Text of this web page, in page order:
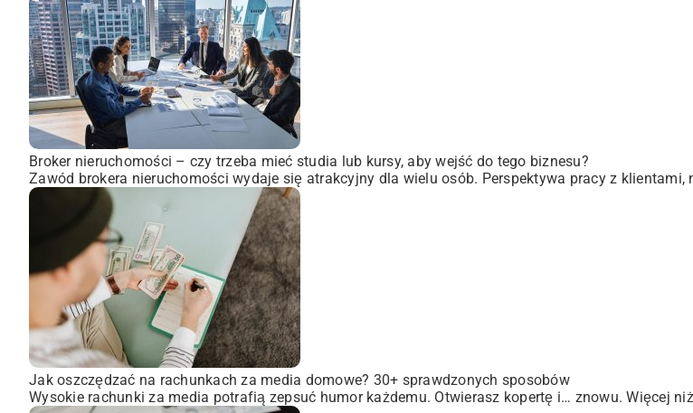
Broker nieruchomości – czy trzeba mieć studia lub kursy, aby wejść do tego biznesu?
Zawód brokera nieruchomości wydaje się atrakcyjny dla wielu osób. Perspektywa pracy z klientami,
Jak oszczędzać na rachunkach za media domowe? 30+ sprawdzonych sposobów
Wysokie rachunki za media potrafią zepsuć humor każdemu. Otwierasz kopertę i… znowu. Więcej